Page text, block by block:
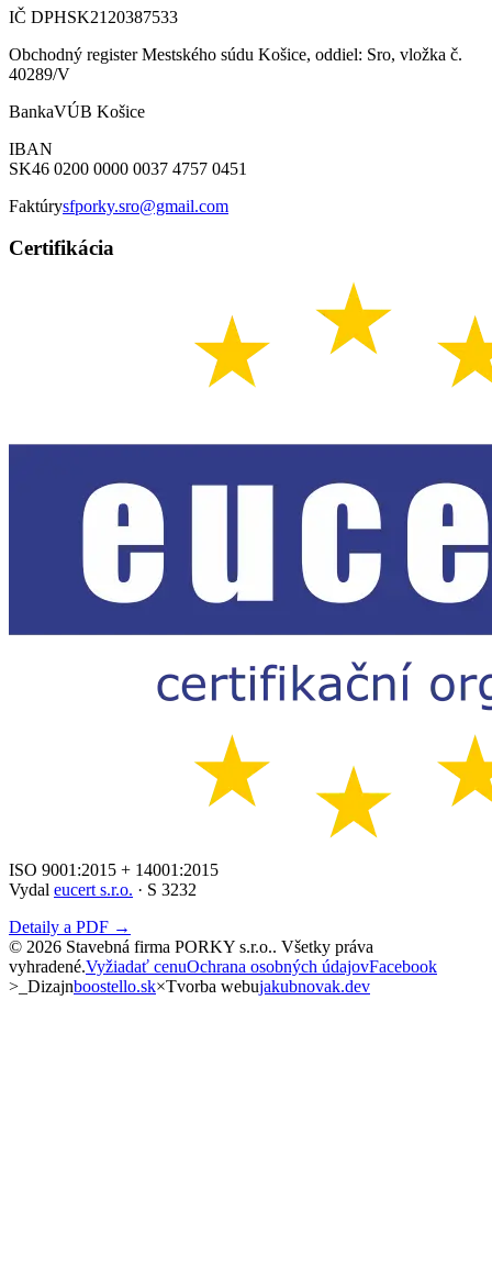
IČ DPHSK2120387533
Obchodný register Mestského súdu Košice, oddiel: Sro, vložka č.
40289/V
BankaVÚB Košice
IBAN
SK46 0200 0000 0037 4757 0451
Faktúrysfporky.sro@gmail.com
Certifikácia
ISO 9001:2015 + 14001:2015
Vydal eucert s.r.o. · S 3232
Detaily a PDF →
© 2026 Stavebná firma PORKY s.r.o.. Všetky práva
vyhradené.Vyžiadať cenuOchrana osobných údajovFacebook
>_ Dizajnboostello.sk×Tvorba webujakubnovak.dev